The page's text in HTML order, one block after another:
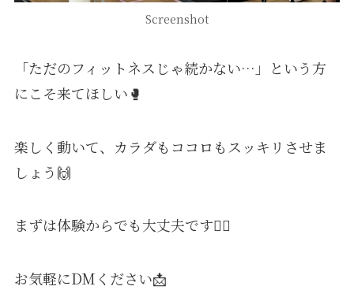
Screenshot
「ただのフィットネスじゃ続かない…」という方
にこそ来てほしい🥊
楽しく動いて、カラダもココロもスッキリさせま
しょう🙌
まずは体験からでも大丈夫です🙆‍♂️
お気軽にDMください📩